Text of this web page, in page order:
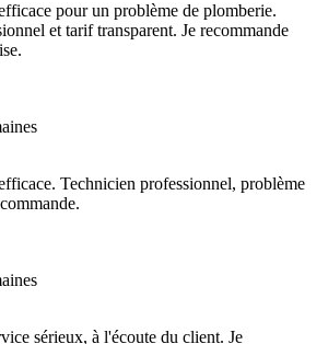
pour un problème de plomberie.
et tarif transparent. Je recommande
Technicien professionnel, problème
sérieux, à l'écoute du client. Je